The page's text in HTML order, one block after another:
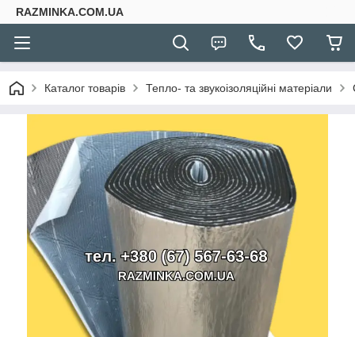
RAZMINKA.COM.UA
Каталог товарів Тепло- та звукоізоляційні матеріали